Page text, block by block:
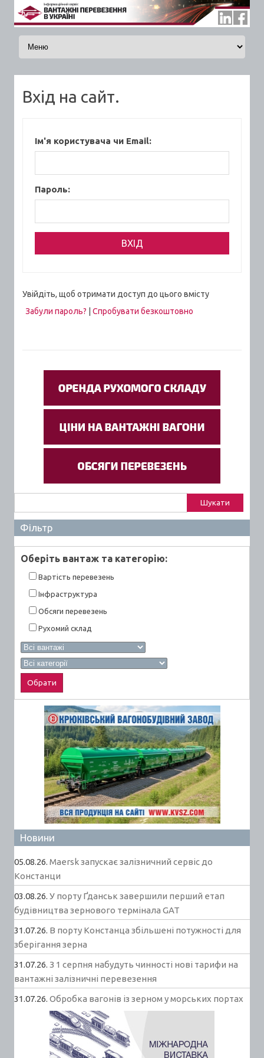
Skip to content
Вхід на сайт.
Ім'я користувача чи Email:
Пароль:
Увійдіть, щоб отримати доступ до цього вмісту
Забули пароль?
Спробувати безкоштовно
Фільтр
Оберiть вантаж та категорiю:
Вартiсть перевезень
Інфраструктура
Обсяги перевезень
Рухомий склад
Новини
05.08.26. Maersk запускає залізничний сервіс до
Констанци
03.08.26. У порту Ґданськ завершили перший етап
будівництва зернового термінала GAT
31.07.26. В порту Констанца збільшені потужності для
зберігання зерна
31.07.26. З 1 серпня набудуть чинності нові тарифи на
вантажні залізничні перевезення
31.07.26. Обробка вагонів із зерном у морських портах